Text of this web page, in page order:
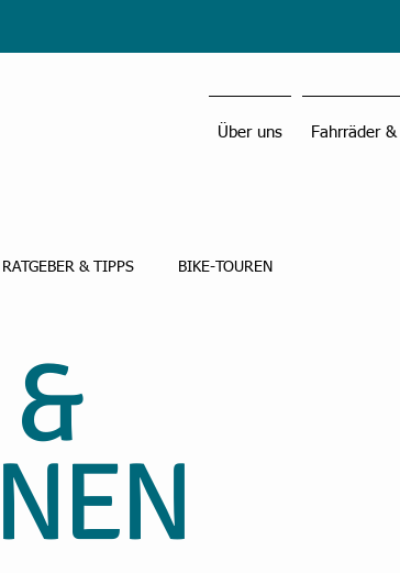
Über uns Fahrräder &
RATGEBER & TIPPS BIKE-TOUREN